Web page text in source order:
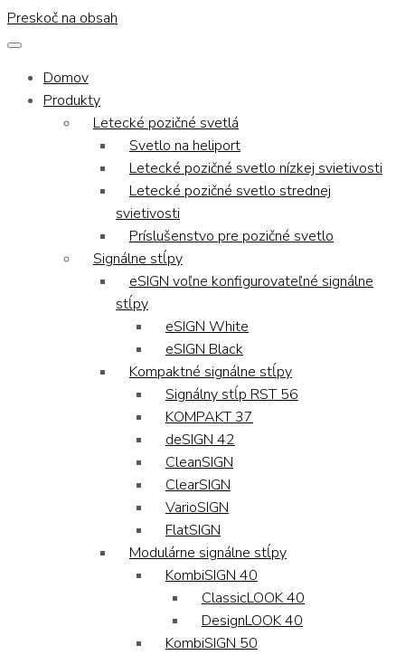
Preskoč na obsah
Domov
Produkty
Letecké pozičné svetlá
Svetlo na heliport
Letecké pozičné svetlo nízkej svietivosti
Letecké pozičné svetlo strednej
svietivosti
Príslušenstvo pre pozičné svetlo
Signálne stĺpy
eSIGN voľne konfigurovateľné signálne
stĺpy
eSIGN White
eSIGN Black
Kompaktné signálne stĺpy
Signálny stĺp RST 56
KOMPAKT 37
deSIGN 42
CleanSIGN
ClearSIGN
VarioSIGN
FlatSIGN
Modulárne signálne stĺpy
KombiSIGN 40
ClassicLOOK 40
DesignLOOK 40
KombiSIGN 50